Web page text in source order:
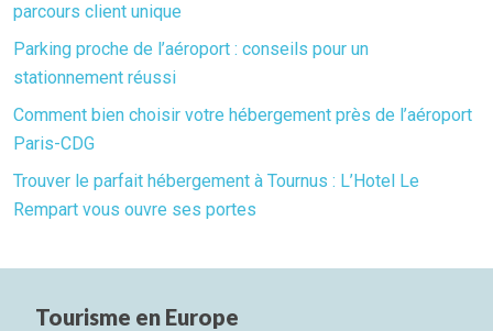
parcours client unique
Parking proche de l’aéroport : conseils pour un
stationnement réussi
Comment bien choisir votre hébergement près de l’aéroport
Paris-CDG
Trouver le parfait hébergement à Tournus : L’Hotel Le
Rempart vous ouvre ses portes
Tourisme en Europe